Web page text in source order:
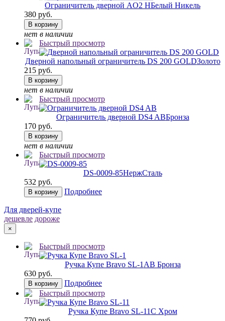
Ограничитель дверной AO2 HБелый Никель
380 руб.
В корзину
нет в наличии
Быстрый просмотр
Дверной напольный ограничитель DS 200 GOLDЗолото
215 руб.
В корзину
нет в наличии
Быстрый просмотр
Ограничитель дверной DS4 ABБронза
170 руб.
В корзину
нет в наличии
Быстрый просмотр
DS-0009-85НержСталь
532 руб.
В корзину Подробнее
Для дверей-купе
дешевле дороже
×
Быстрый просмотр
Ручка Купе Bravo SL-1 AB Бронза
630 руб.
В корзину
Подробнее
Быстрый просмотр
Ручка Купе Bravo SL-11C Хром